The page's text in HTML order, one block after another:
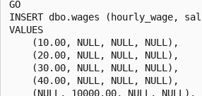
GO
INSERT dbo.wages (hourly_wage,
VALUES
    (10.00, NULL, NULL, NULL),
    (20.00, NULL, NULL, NULL),
    (30.00, NULL, NULL, NULL),
    (40.00, NULL, NULL, NULL),
    (NULL, 10000.00, NULL, NULL),